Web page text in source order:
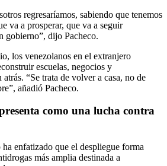
regresaríamos, sabiendo que tenemos
va a prosperar, que va a seguir
gobierno”, dijo Pacheco.
los venezolanos en el extranjero
escuelas, negocios y
“Se trata de volver a casa, no de
añadió Pacheco.
como una lucha contra
enfatizado que el despliegue forma
más amplia destinada a